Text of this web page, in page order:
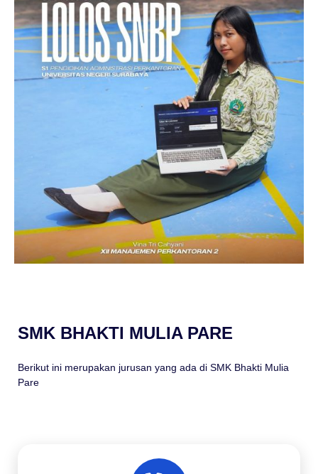
SMK BHAKTI MULIA PARE
Berikut ini merupakan jurusan yang ada di SMK Bhakti Mulia
Pare